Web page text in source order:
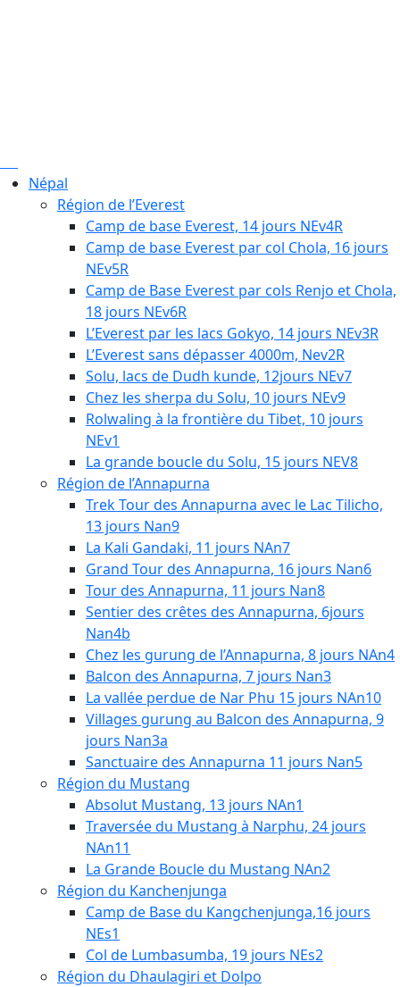
Népal
Région de l’Everest
Camp de base Everest, 14 jours NEv4R
Camp de base Everest par col Chola, 16 jours
NEv5R
Camp de Base Everest par cols Renjo et Chola,
18 jours NEv6R
L’Everest par les lacs Gokyo, 14 jours NEv3R
L’Everest sans dépasser 4000m, Nev2R
Solu, lacs de Dudh kunde, 12jours NEv7
Chez les sherpa du Solu, 10 jours NEv9
Rolwaling à la frontière du Tibet, 10 jours
NEv1
La grande boucle du Solu, 15 jours NEV8
Région de l’Annapurna
Trek Tour des Annapurna avec le Lac Tilicho,
13 jours Nan9
La Kali Gandaki, 11 jours NAn7
Grand Tour des Annapurna, 16 jours Nan6
Tour des Annapurna, 11 jours Nan8
Sentier des crêtes des Annapurna, 6jours
Nan4b
Chez les gurung de l’Annapurna, 8 jours NAn4
Balcon des Annapurna, 7 jours Nan3
La vallée perdue de Nar Phu 15 jours NAn10
Villages gurung au Balcon des Annapurna, 9
jours Nan3a
Sanctuaire des Annapurna 11 jours Nan5
Région du Mustang
Absolut Mustang, 13 jours NAn1
Traversée du Mustang à Narphu, 24 jours
NAn11
La Grande Boucle du Mustang NAn2
Région du Kanchenjunga
Camp de Base du Kangchenjunga,16 jours
NEs1
Col de Lumbasumba, 19 jours NEs2
Région du Dhaulagiri et Dolpo